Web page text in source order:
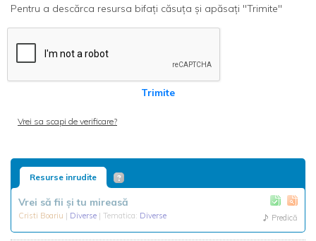
Pentru a descărca resursa bifați căsuța și apăsați "Trimite"
Trimite
Vrei sa scapi de verificare?
Resurse inrudite
Vrei să fii și tu mireasă
Cristi Boariu | Diverse | Tematica: Diverse Predică